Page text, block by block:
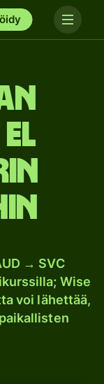
→ SVC
Wise
voi lähettää,